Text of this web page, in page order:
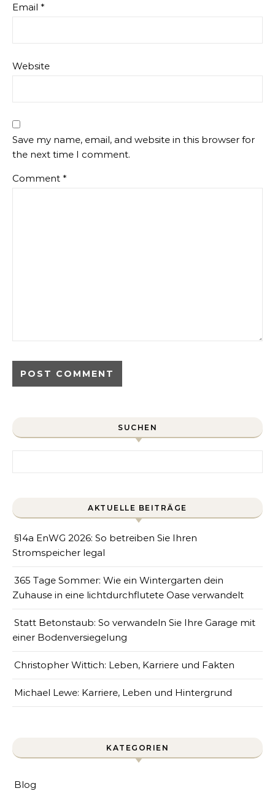
Email *
Website
Save my name, email, and website in this browser for
the next time I comment.
Comment *
SUCHEN
AKTUELLE BEITRÄGE
§14a EnWG 2026: So betreiben Sie Ihren
Stromspeicher legal
365 Tage Sommer: Wie ein Wintergarten dein
Zuhause in eine lichtdurchflutete Oase verwandelt
Statt Betonstaub: So verwandeln Sie Ihre Garage mit
einer Bodenversiegelung
Christopher Wittich: Leben, Karriere und Fakten
Michael Lewe: Karriere, Leben und Hintergrund
KATEGORIEN
Blog